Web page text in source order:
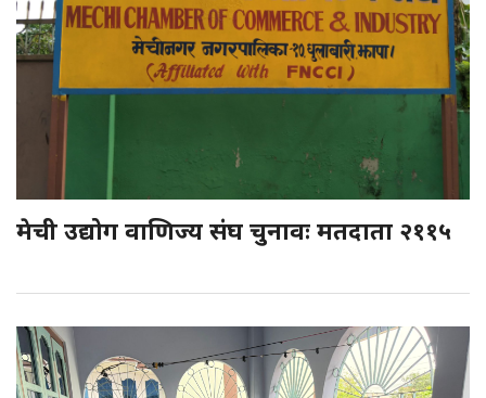
मेची उद्योग वाणिज्य संघ चुनावः मतदाता २११५